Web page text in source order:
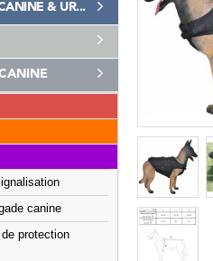
& UR...
canine
protection